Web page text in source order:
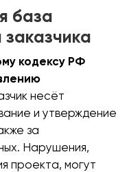
база
заказчика
кодексу РФ
несёт
и утверждение
за
Нарушения,
проекта, могут